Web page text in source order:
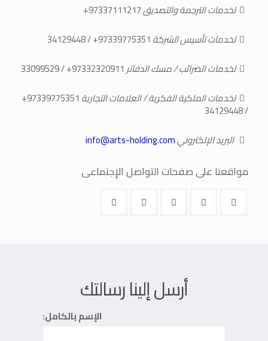
لخدمات الترجمة والتصديق97337111217+
لخدمات تأسيس الشركة 97339775351+
/
34129448
لخدمات الضرائب / مسك الدفاتر97332320911+
/
33099529
لخدمات الملكية الفكرية / العلامات التجارية 97339775351+
/
34129448
البريد الإلكترونيinfo@arts-holding.com
مواقعنا على صفحات التواصل الإجتماعى
أرسل إلينا رسالتك
الإسم بالكامل: